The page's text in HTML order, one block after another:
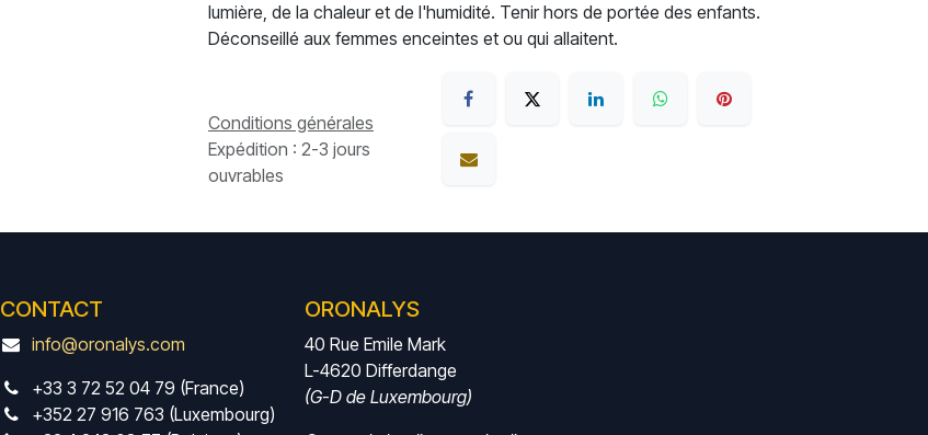
lumière, de la chaleur et de l'humidité. Tenir hors de portée des enfants.
Déconseillé aux femmes enceintes et ou qui allaitent.
Conditions générales
Expédition : 2-3 jours
ouvrables
CONTACT
info@oronalys.com
+33 3 72 52 04 79 (France)
+352 27 916 763 (Luxembourg)
ORONALYS
40 Rue Emile Mark
L-4620 Differdange
(G-D de Luxembourg)